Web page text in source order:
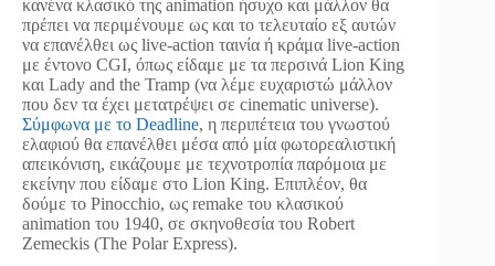
κανένα κλασικό της animation ήσυχο και μάλλον θα
πρέπει να περιμένουμε ως και το τελευταίο εξ αυτών
να επανέλθει ως live-action ταινία ή κράμα live-action
με έντονο CGI, όπως είδαμε με τα περσινά Lion King
και Lady and the Tramp (να λέμε ευχαριστώ μάλλον
που δεν τα έχει μετατρέψει σε cinematic universe).
Σύμφωνα με το Deadline, η περιπέτεια του γνωστού
ελαφιού θα επανέλθει μέσα από μία φωτορεαλιστική
απεικόνιση, εικάζουμε με τεχνοτροπία παρόμοια με
εκείνην που είδαμε στο Lion King. Επιπλέον, θα
δούμε το Pinocchio, ως remake του κλασικού
animation του 1940, σε σκηνοθεσία του Robert
Zemeckis (The Polar Express).